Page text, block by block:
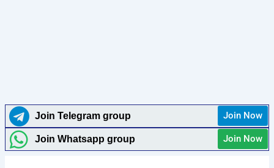
Join Telegram group Join Now
Join Whatsapp group Join Now